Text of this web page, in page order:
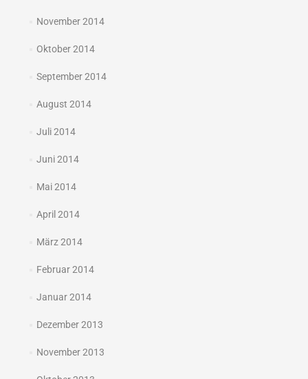
November 2014
Oktober 2014
September 2014
August 2014
Juli 2014
Juni 2014
Mai 2014
April 2014
März 2014
Februar 2014
Januar 2014
Dezember 2013
November 2013